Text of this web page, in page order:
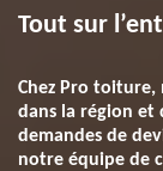
Tout sur
Chez Pro
dans la région et
demandes de
notre équipe de